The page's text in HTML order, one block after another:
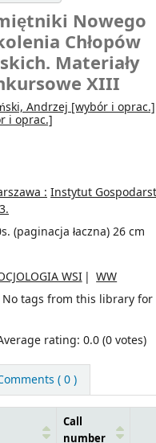
Nowego
Chłopów
Materiały
XIII
Andrzej [wybór i oprac.]
i oprac.]
: Instytut
(paginacja łaczna) 26 cm
WSI
WW
No tags from this library
rating: 0.0 (0 votes)
( 0 )
Call
number